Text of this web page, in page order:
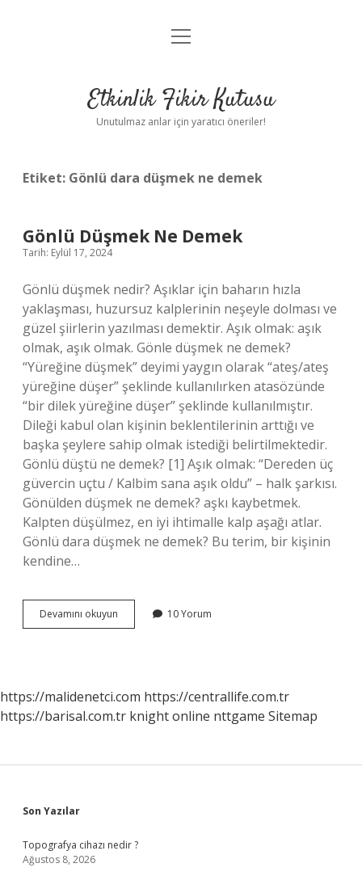
Anasayfa
Yasal Uyarı
menüyü
Etkinlik Fikir Kutusu
Unutulmaz anlar için yaratıcı öneriler!
Etiket: Gönlü dara düşmek ne demek
Gönlü Düşmek Ne Demek
Tarih: Eylül 17, 2024
Gönlü düşmek nedir? Aşıklar için baharın hızla
yaklaşması, huzursuz kalplerinin neşeyle dolması ve
güzel şiirlerin yazılması demektir. Aşık olmak: aşık
olmak, aşık olmak. Gönle düşmek ne demek?
“Yüreğine düşmek” deyimi yaygın olarak “ateş/ateş
yüreğine düşer” şeklinde kullanılırken atasözünde
“bir dilek yüreğine düşer” şeklinde kullanılmıştır.
Dileği kabul olan kişinin beklentilerinin arttığı ve
başka şeylere sahip olmak istediği belirtilmektedir.
Gönlü düştü ne demek? [1] Aşık olmak: “Dereden üç
güvercin uçtu / Kalbim sana aşık oldu” – halk şarkısı.
Gönülden düşmek ne demek? aşkı kaybetmek.
Kalpten düşülmez, en iyi ihtimalle kalp aşağı atlar.
Gönlü dara düşmek ne demek? Bu terim, bir kişinin
kendine…
Devamını okuyun
Düşmek
10 Yorum
https://malidenetci.com https://centrallife.com.tr
https://barisal.com.tr knight online nttgame Sitemap
Sidebar
Son Yazılar
Topografya cihazı nedir ?
Ağustos 8, 2026